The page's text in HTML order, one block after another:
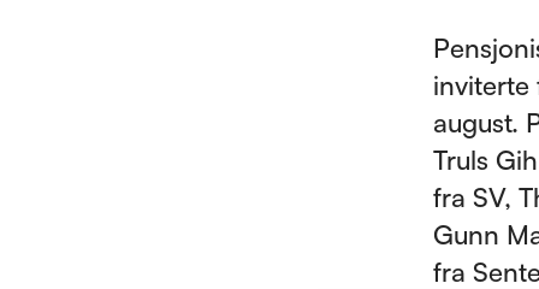
inviterte
august.
Truls
fra SV,
Gunn
fra